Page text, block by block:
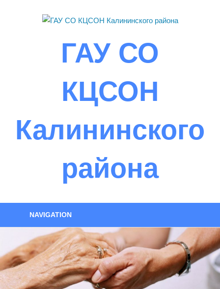
ГАУ СО
КЦСОН
Калининского
района
NAVIGATION